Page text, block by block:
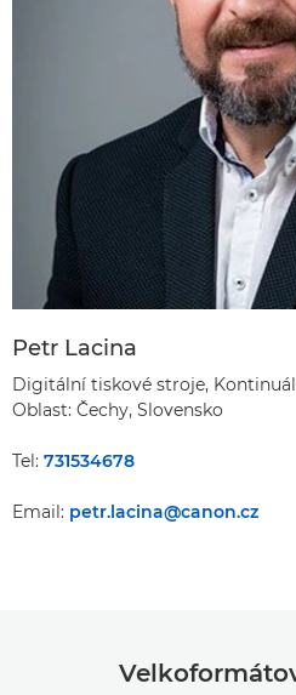
Petr Lacina
Digitální tiskové stroje,
Oblast: Čechy, Slovensko
Tel: 731534678
Email: petr.lacina@canon.cz